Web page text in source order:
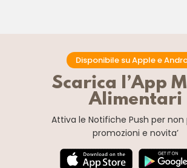
Disponibile su Apple e
Scarica l’App
Alimentari
Attiva le Notifiche Push per non
promozioni e novita’